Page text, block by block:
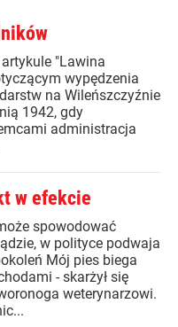
"Lawina
wypędzenia
na Wileńszczyźnie
1942, gdy
administracja
w efekcie
spowodować
w polityce podwaja
Mój pies biega
- skarżył się
weterynarzowi.